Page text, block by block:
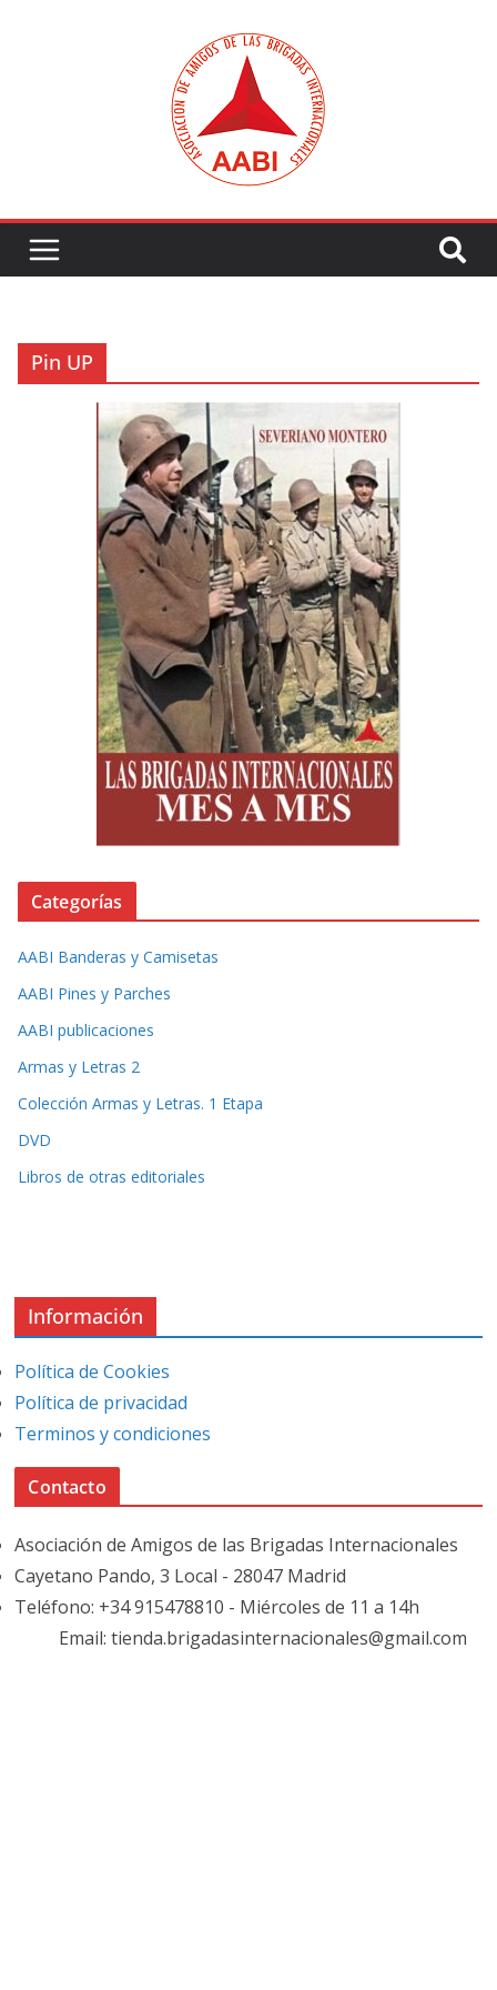
Pin UP
Categorías
AABI Banderas y Camisetas
AABI Pines y Parches
AABI publicaciones
Armas y Letras 2
Colección Armas y Letras. 1 Etapa
DVD
Libros de otras editoriales
Información
Política de Cookies
Política de privacidad
Terminos y condiciones
Contacto
Asociación de Amigos de las Brigadas Internacionales
Cayetano Pando, 3 Local - 28047 Madrid
Teléfono: +34 915478810 - Miércoles de 11 a 14h
Email: tienda.brigadasinternacionales@gmail.com